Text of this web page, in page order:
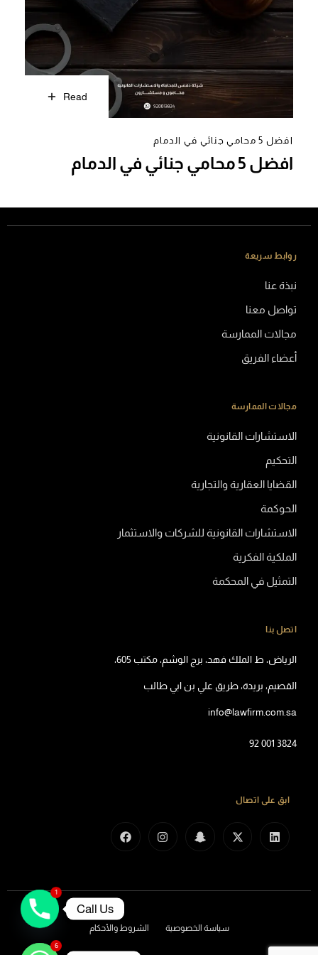
Read
افضل 5 محامي جنائي في الدمام
افضل 5 محامي جنائي في الدمام
روابط سريعة
نبذة عنا
تواصل معنا
مجالات الممارسة
أعضاء الفريق
مجالات الممارسة
الاستشارات القانونية
التحكيم
القضايا العقارية والتجارية
الحوكمة
الاستشارات القانونية للشركات والاستثمار
الملكية الفكرية
التمثيل في المحكمة
اتصل بنا
الرياض، ط الملك فهد، برج الوشم، مكتب 605،
القصيم، بريدة، طريق علي بن ابي طالب
info@lawfirm.com.sa
92 001 3824
ابق على اتصال
سياسة الخصوصية الشروط والأحكام
6
1
Call Us